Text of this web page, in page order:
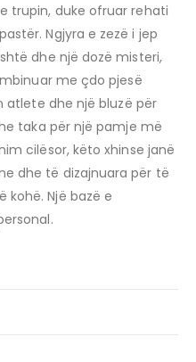
trupin, duke ofruar rehati
Ngjyra e zezë i jep
dhe një dozë misteri,
me çdo pjesë
atlete dhe një bluzë për
taka për një pamje më
cilësor, këto xhinse janë
dhe të dizajnuara për të
kohë. Një bazë e